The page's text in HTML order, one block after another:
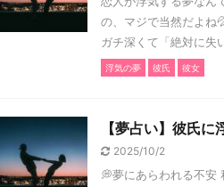
の、マジで当然だよね
ガチ深くて「絶対に失
浮気の夢 彼氏 彼女
【夢占い】彼氏
2025/10/2
💭夢にあらわれる不安